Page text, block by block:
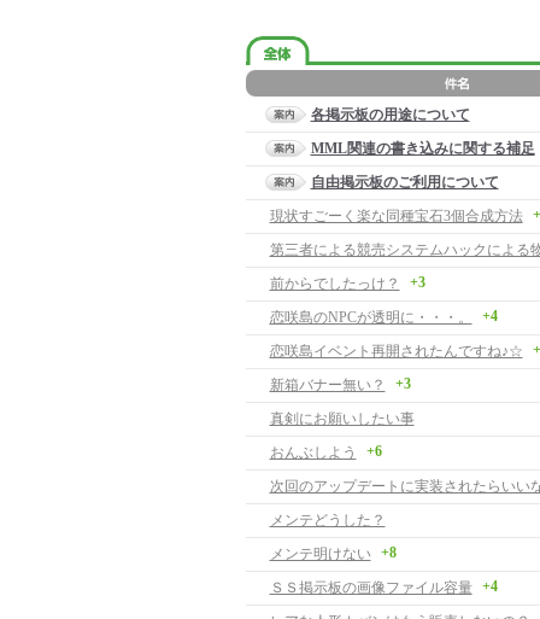
各掲示板の用途について
MML関連の書き込みに関する補足
自由掲示板のご利用について
現状すごーく楽な同種宝石3個合成方法
前からでしたっけ？ +3
恋咲島のNPCが透明に・・・。 +4
恋咲島イベント再開されたんですね♪☆
新箱バナー無い？ +3
真剣にお願いしたい事
おんぶしよう
+6
次回のアップデートに実装されたらいい
メンテどうした？
メンテ明けない
+8
ＳＳ掲示板の画像ファイル容量 +4